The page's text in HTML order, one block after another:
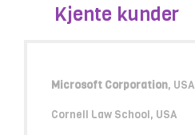
Kjente kunder
Microsoft Corporation, USA
Cornell Law School, USA